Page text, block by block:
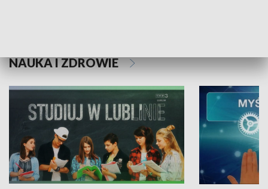
NAUKA I ZDROWIE